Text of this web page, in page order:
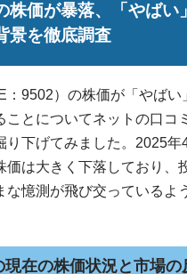
株価が暴落、「やばい
景を徹底調査
：9502）の株価が「やばい
ことについてネットの口コ
り下げてみました。2025年
価は大きく下落しており、
な憶測が飛び交っているよ
現在の株価状況と市場の